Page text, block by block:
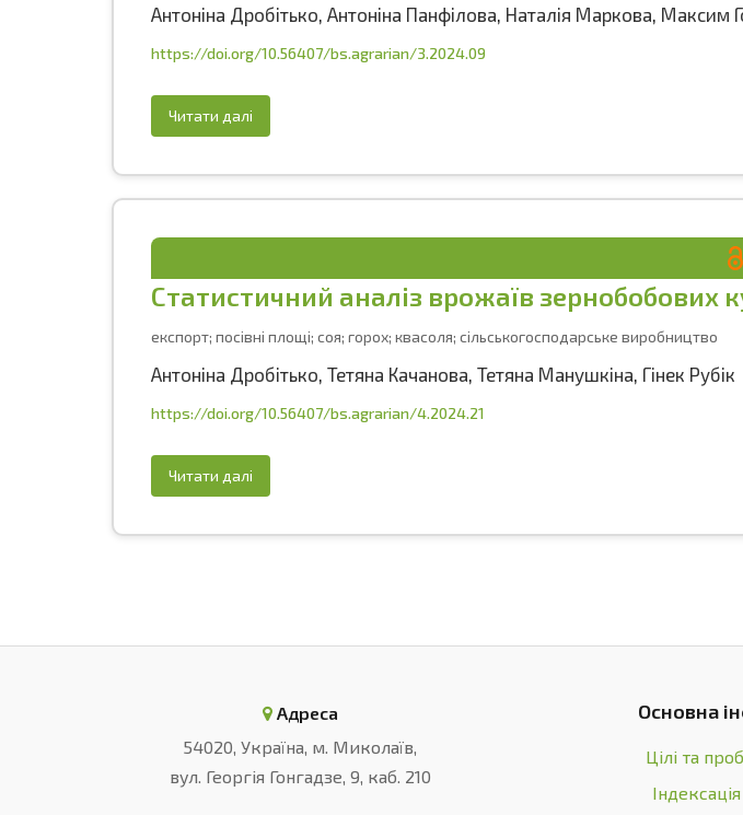
Антоніна Дробітько, Антоніна Панфілова, Наталія Маркова, Максим
https://doi.org/10.56407/bs.agrarian/3.2024.09
Читати далі
Статистичний аналіз врожаїв зернобобових
експорт; посівні площі; соя; горох; квасоля; сільськогосподарське виробництво
Антоніна Дробітько, Тетяна Качанова, Тетяна Манушкіна, Гінек Рубік
https://doi.org/10.56407/bs.agrarian/4.2024.21
Читати далі
Адреса
54020, Україна, м. Миколаїв,
вул. Георгія Гонгадзе, 9, каб. 210
Основна
Цілі та